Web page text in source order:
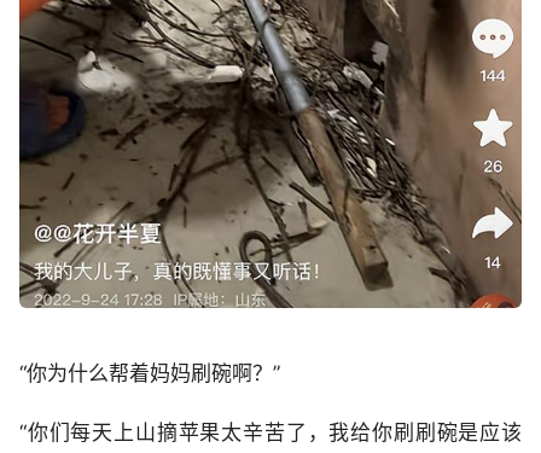
“你为什么帮着妈妈刷碗啊？”
“你们每天上山摘苹果太辛苦了，我给你刷刷碗是应该